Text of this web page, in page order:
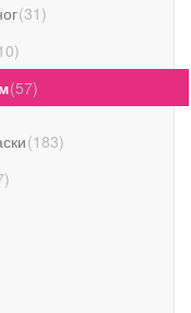
(31 )
)
(57)
(183)
)